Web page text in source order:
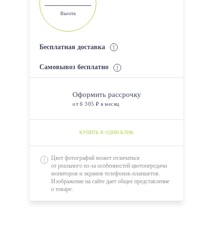
Высота
Бесплатная доставка
Самовывоз бесплатно
Оформить рассрочку
от 6 305 ₽ в месяц
КУПИТЬ В ОДИН КЛИК
Цвет фотографий может отличаться
от реального из-за особенностей цветопередачи
мониторов и экранов телефонов-планшетов.
Изображение на сайте дает общее представление
о товаре.